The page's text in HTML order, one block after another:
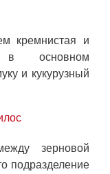
кремнистая и
в основном
и кукурузный
зерновой
подразделение